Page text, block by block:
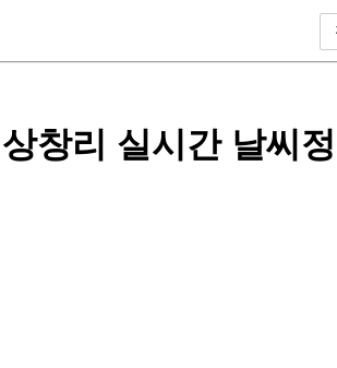
창리 실시간 날씨